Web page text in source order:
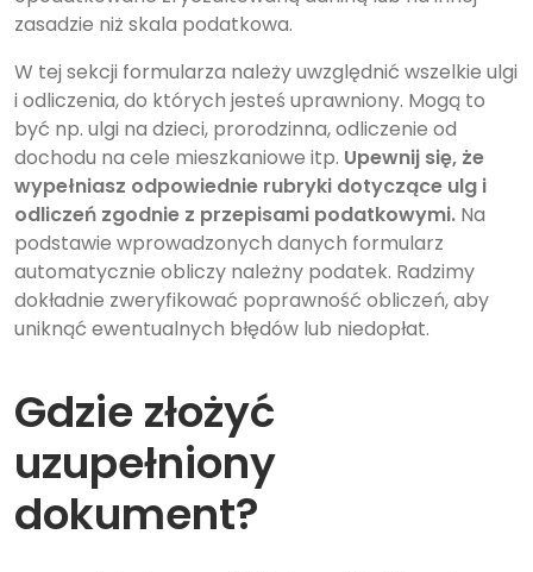
zasadzie niż skala podatkowa.
W tej sekcji formularza należy uwzględnić wszelkie ulgi
i odliczenia, do których jesteś uprawniony. Mogą to
być np. ulgi na dzieci, prorodzinna, odliczenie od
dochodu na cele mieszkaniowe itp. Upewnij się, że
wypełniasz odpowiednie rubryki dotyczące ulg i
odliczeń zgodnie z przepisami podatkowymi. Na
podstawie wprowadzonych danych formularz
automatycznie obliczy należny podatek. Radzimy
dokładnie zweryfikować poprawność obliczeń, aby
uniknąć ewentualnych błędów lub niedopłat.
Gdzie złożyć
uzupełniony
dokument?